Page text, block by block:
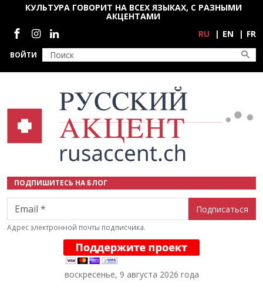
Перейти к основному содержанию
ВОЙТИ
КУЛЬТУРА ГОВОРИТ НА ВСЕХ ЯЗЫКАХ, С РАЗНЫМИ
АКЦЕНТАМИ
Социальные сети
RU EN FR
ПОДПИШИТЕСЬ НА БЛОГ
Email
Адрес электронной почты подписчика.
воскресенье, 9 августа 2026 года